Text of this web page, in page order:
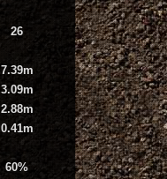
26
7.39m
3.09m
2.88m
0.41m
60%